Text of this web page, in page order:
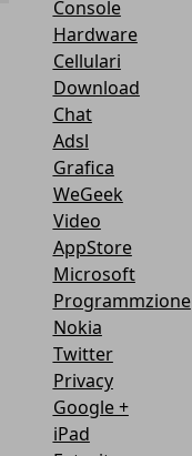
Console
Hardware
Cellulari
Download
Chat
Adsl
Grafica
WeGeek
Video
AppStore
Microsoft
Programmzione
Nokia
Twitter
Privacy
Google +
iPad